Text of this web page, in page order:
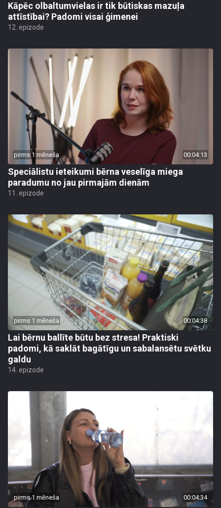
Kāpēc olbaltumvielas ir tik būtiskas mazuļa
attīstībai? Padomi visai ģimenei
12. epizode
pirms 1 mēneša 00:04:13
Speciālistu ieteikumi bērna veselīga miega
paradumu no jau pirmajām dienām
11. epizode
pirms 1 mēneša 00:04:38
Lai bērnu ballīte būtu bez stresa! Praktiski
padomi, kā saklāt bagātīgu un sabalansētu svētku
galdu
14. epizode
pirms 1 mēneša 00:04:34